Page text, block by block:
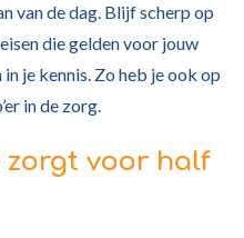
van de dag. Blijf scherp op
die gelden voor jouw
je kennis. Zo heb je ook op
in de zorg.
zorgt voor half